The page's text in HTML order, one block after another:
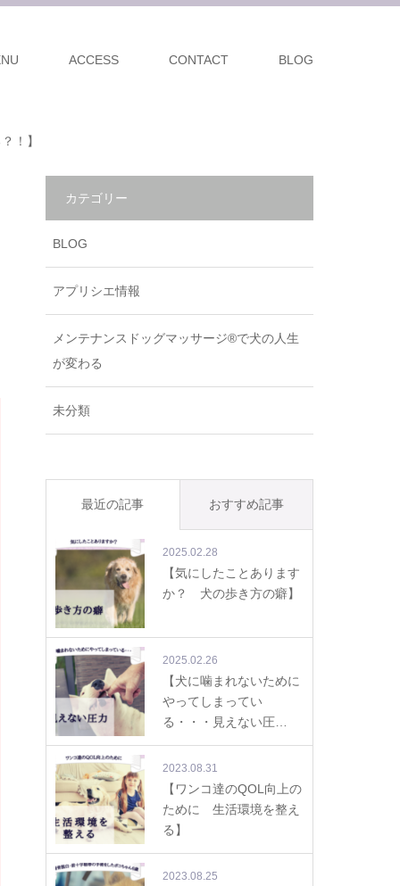
ACCESS CONTACT BLOG
！】
カテゴリー
BLOG
アプリシエ情報
メンテナンスドッグマッサージ®で犬の人生
が変わる
未分類
最近の記事 おすすめ記事
2025.02.28
【気にしたことあります
か？ 犬の歩き方の癖】
2025.02.26
【犬に噛まれないために
やってしまってい
る・・・見えない圧…
2023.08.31
【ワンコ達のQOL向上の
ために 生活環境を整え
る】
2023.08.25